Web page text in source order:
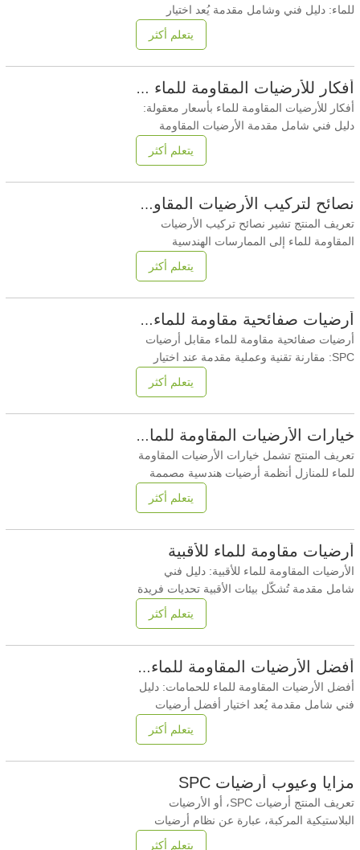
للماء: دليل فني وشامل مقدمة يُعد اختيار
الطبقة السفلية المقاومة للماء المناسبة
للأرضيات أمرًا بالغ الأهمية لضمان متانة أنظمة
المعرضة للرطوبة. تُقدم هذه المقالة دراسةً
مُفصلةً لخيارات الطبقة السفلية المقاومة للماء،
يتعلم أكثر
أفكار للأرضيات المقاومة للماء بأسعار معقولة
أفكار للأرضيات المقاومة للماء بأسعار معقولة:
دليل فني شامل مقدمة الأرضيات المقاومة
للماء ضرورية للمساحات المعرضة للرطوبة،
مثل المطابخ والحمامات والأقبية وغرف
التوازن بين الكفاءة من حيث التكلفة والمتانة
والأداء. تستكشف هذه المقالة أفكارًا لأرضيات
مقاومة للماء
يتعلم أكثر
نصائح لتركيب الأرضيات المقاومة للماء
تعريف المنتج تشير نصائح تركيب الأرضيات
المقاومة للماء إلى الممارسات الهندسية
القياسية المستخدمة لتركيب أنظمة الأرضيات
المقاومة للرطوبة بشكل صحيح، مثل أرضيات
التركيب الصحيح ثبات الأبعاد وسلامة الوصلات
وأداءً طويل الأمد في البيئات المعرضة للماء
والرطوبة والتنظيف
يتعلم أكثر
أرضيات صفائحية مقاومة للماء مقابل أرضيات SPC
أرضيات صفائحية مقاومة للماء مقابل أرضيات
SPC: مقارنة تقنية وعملية مقدمة عند اختيار
حل الأرضيات المقاومة للماء للتطبيقات السكنية
أو التجارية الخفيفة، هناك اثنان من الخيارات
مقاومة للماءوأرضيات SPC (مركب بلاستيكي
حجري). في حين أن كلاهما يوفر مقاومة للماء
يتعلم أكثر
خيارات الأرضيات المقاومة للماء للمنازل
تعريف المنتج تشمل خيارات الأرضيات المقاومة
للماء للمنازل أنظمة أرضيات هندسية مصممة
لمقاومة تسرب المياه، والتورم، وتلف السطح
الناتج عن التعرض اليومي للرطوبة المنزلية.
والصفائح المقاومة للماء والفينيل، ويتم اختيارها
بناءً على متطلبات الأداء وظروف التركيب
وتكلفة دورة
يتعلم أكثر
أرضيات مقاومة للماء للأقبية
الأرضيات المقاومة للماء للأقبية: دليل فني
شامل مقدمة تُشكّل بيئات الأقبية تحديات فريدة
للأرضيات نظرًا لاحتمالية تسرب الرطوبة
وتقلبات درجات الحرارة. يُعدّ اختيار الأرضيات
أضرار المياه ونمو العفن وتدهور الهياكل. تُقدّم
هذه المقالة لمحةً شاملةً وتقنيةً
يتعلم أكثر
أفضل الأرضيات المقاومة للماء للحمامات
أفضل الأرضيات المقاومة للماء للحمامات: دليل
فني شامل مقدمة يُعد اختيار أفضل أرضيات
الحمامات المقاومة للماء قرارًا حاسمًا في
المشاريع السكنية والتجارية على حد سواء.
أرضيات قادرة على تحمل التعرض للماء
والرطوبة والتغيرات المتكررة في درجات
الحرارة. تقدم هذه
يتعلم أكثر
مزايا وعيوب أرضيات SPC
تعريف المنتج أرضيات SPC، أو الأرضيات
البلاستيكية المركبة، عبارة عن نظام أرضيات
هندسي صلب يتكون من مسحوق الحجر الجيري
يتعلم أكثر